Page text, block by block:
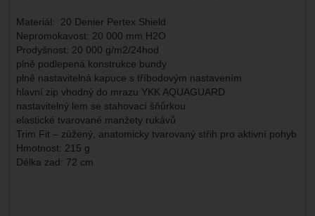
Materiál: 20 Denier Pertex Shield
Nepromokavost: 20 000 mm H2O
Prodyšnost: 20 000 g/m2/24hod
plně podlepená konstrukce bundy
plně nastavitelná kapuce s tříbodovým nastavením
hlavní zip vhodný do mrazu YKK AQUAGUARD
nastavitelný lem se stahovací šňůrkou
elastické tvarované manžety rukávů
Trim Fit – zúžený, anatomicky tvarovaný střih pro aktivní pohyb
Hmotnost: 215 g
Délka zad: 72 cm